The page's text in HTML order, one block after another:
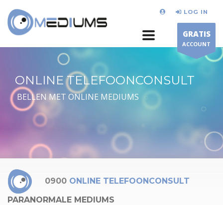
LOG IN
GRATIS
ACCOUNT
ONLINE TELEFOONCONSULT
BELLEN MET ONLINE MEDIUMS
0900 ONLINE TELEFOONCONSULT
PARANORMALE MEDIUMS